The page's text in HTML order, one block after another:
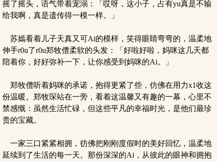
摇了摇头，语气带着宠溺：「哎呀，这小子，占有yu真是不输
给我啊，真是遗传得一模一样。」
苏嫣看着儿子天真又可Ai的模样，笑得眼睛弯弯的，温柔地
伸手r0u了r0u郑牧僼柔软的头发：「好啦好啦，妈咪这几天都
陪着你，好好弥补一下，让你感受到妈咪的Ai。」
郑牧僼听着妈咪的承诺，抱得更紧了些，仿佛在用力x1收这
份温暖。郑牧琛站在一旁，看着这温馨又有趣的一幕，心里不
禁感慨：虽然生活忙碌，但这些平凡的幸福时光，是他们最珍
贵的宝藏。
一家三口紧紧相拥，彷佛把刚刚度假时的美好回忆，温柔地
延续到了生活的每一天。那份深深的Ai，从彼此的眼神和拥抱